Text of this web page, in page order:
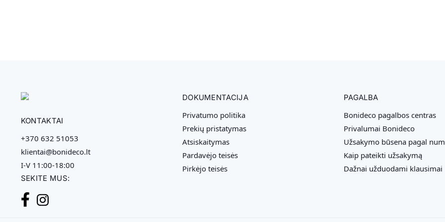
KONTAKTAI
+370 632 51053
klientai@bonideco.lt
I-V 11:00-18:00
SEKITE MUS:
DOKUMENTACIJA
Privatumo politika
Prekių pristatymas
Atsiskaitymas
Pardavėjo teisės
Pirkėjo teisės
PAGALBA
Bonideco pagalbos centras
Privalumai Bonideco
Užsakymo būsena pagal
Kaip pateikti užsakymą
Dažnai užduodami klausimai